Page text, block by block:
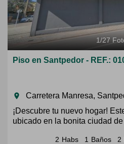
1/27
Piso en Santpedor - REF.:
room
Carretera Manresa,
¡Descubre tu nuevo hogar!
ubicado en la bonita ciudad
2 Habs 1 Baños 2